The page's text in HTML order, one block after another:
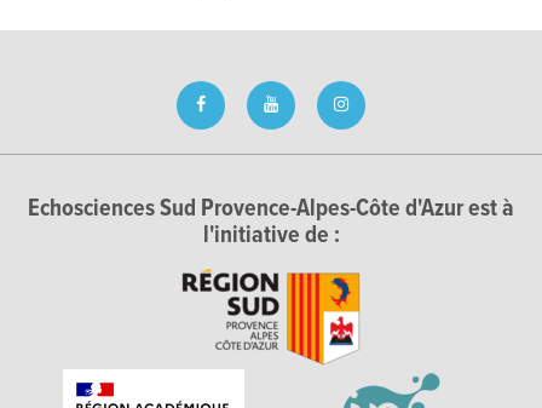
Echosciences Sud Provence-Alpes-Côte d'Azur est à
l'initiative de :